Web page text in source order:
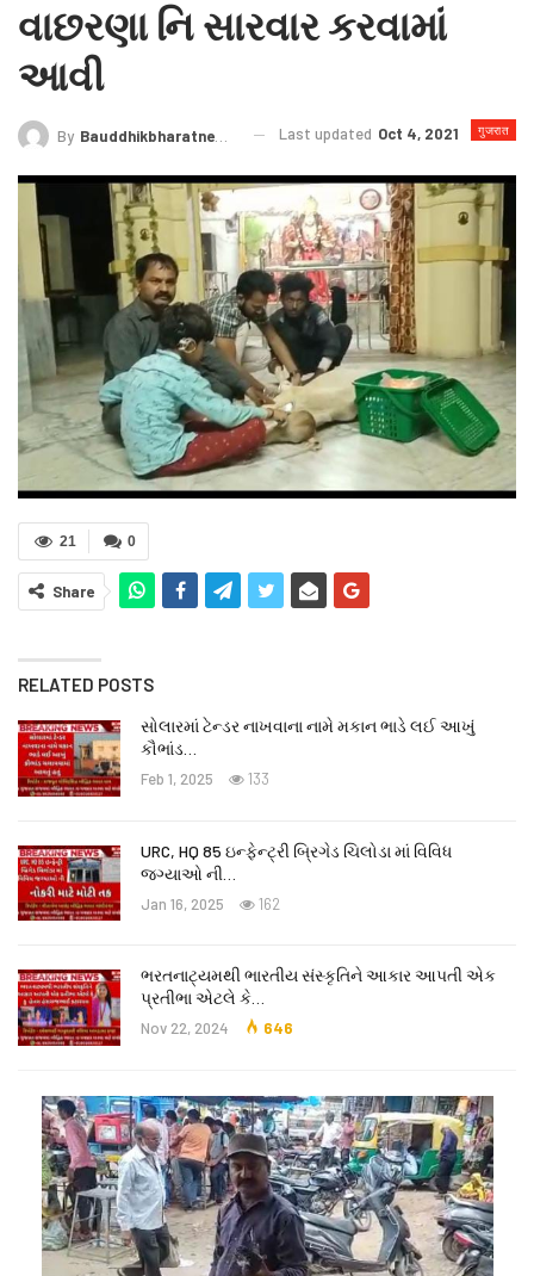
વાછરણા નિ સારવાર કરવામાં
આવી
गुजरात
By Bauddhikbharatnews@gmail.com Last updated Oct 4, 2021
0
21
Share
RELATED POSTS
સોલારમાં ટેન્ડર નાખવાના નામે મકાન ભાડે લઈ આખું
કૌભાંડ…
Feb 1, 2025 133
URC, HQ 85 ઇન્ફેન્ટ્રી બ્રિગેડ ચિલોડા માં વિવિધ
જગ્યાઓ ની…
Jan 16, 2025 162
ભરતનાટ્યમથી ભારતીય સંસ્કૃતિને આકાર આપતી એક
પ્રતીભા એટલે કે‌…
Nov 22, 2024 646